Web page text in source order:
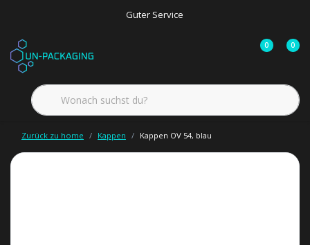
Guter Service
0 0
Zurück zu home Kappen Kappen OV 54, blau